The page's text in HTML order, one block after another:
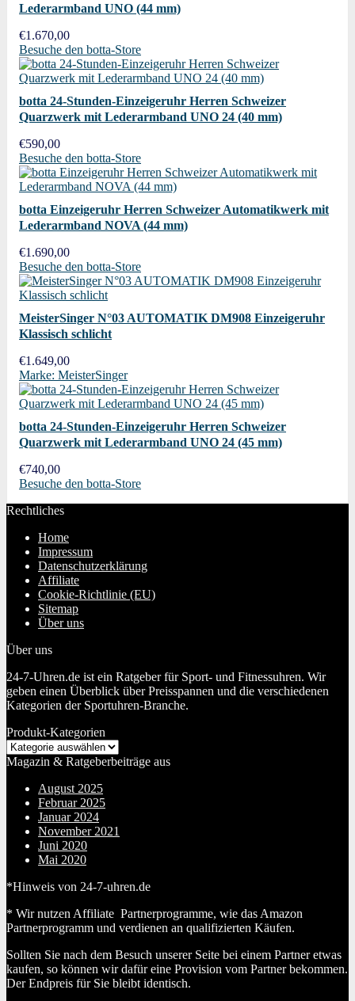
Lederarmband UNO (44 mm)
€1.670,00
Besuche den botta-Store
botta 24-Stunden-Einzeigeruhr Herren Schweizer
Quarzwerk mit Lederarmband UNO 24 (40 mm)
€590,00
Besuche den botta-Store
botta Einzeigeruhr Herren Schweizer Automatikwerk mit
Lederarmband NOVA (44 mm)
€1.690,00
Besuche den botta-Store
MeisterSinger N°03 AUTOMATIK DM908 Einzeigeruhr
Klassisch schlicht
€1.649,00
Marke: MeisterSinger
botta 24-Stunden-Einzeigeruhr Herren Schweizer
Quarzwerk mit Lederarmband UNO 24 (45 mm)
€740,00
Besuche den botta-Store
Rechtliches
Home
Impressum
Datenschutzerklärung
Affiliate
Cookie-Richtlinie (EU)
Sitemap
Über uns
Über uns
24-7-Uhren.de ist ein Ratgeber für Sport- und Fitnessuhren. Wir
geben einen Überblick über Preisspannen und die verschiedenen
Kategorien der Sportuhren-Branche.
Produkt-Kategorien
Magazin & Ratgeberbeiträge aus
August 2025
Februar 2025
Januar 2024
November 2021
Juni 2020
Mai 2020
*Hinweis von 24-7-uhren.de
* Wir nutzen Affiliate Partnerprogramme, wie das Amazon
Partnerprogramm und verdienen an qualifizierten Käufen.
Sollten Sie nach dem Besuch unserer Seite bei einem Partner etwas
kaufen, so können wir dafür eine Provision vom Partner bekommen.
Der Endpreis für Sie bleibt identisch.